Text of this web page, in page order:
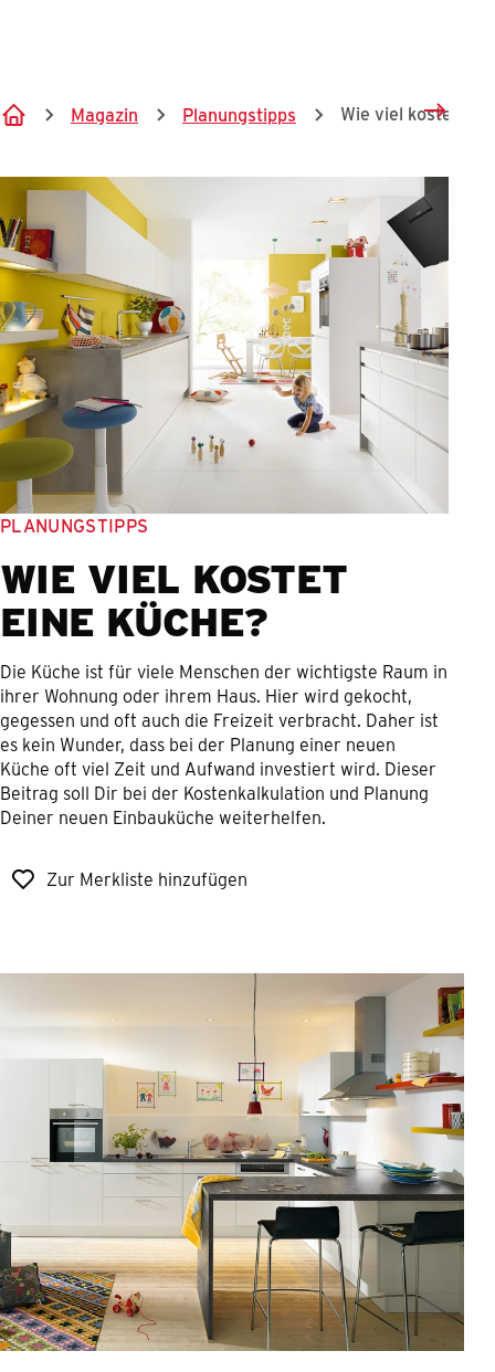
Magazin Planungstipps Wie viel kostet
PLANUNGSTIPPS
WIE VIEL KOSTET
EINE KÜCHE?
Die Küche ist für viele Menschen der wichtigste Raum in
ihrer Wohnung oder ihrem Haus. Hier wird gekocht,
gegessen und oft auch die Freizeit verbracht. Daher ist
es kein Wunder, dass bei der Planung einer neuen
Küche oft viel Zeit und Aufwand investiert wird. Dieser
Beitrag soll Dir bei der Kostenkalkulation und Planung
Deiner neuen Einbauküche weiterhelfen.
Zur Merkliste hinzufügen